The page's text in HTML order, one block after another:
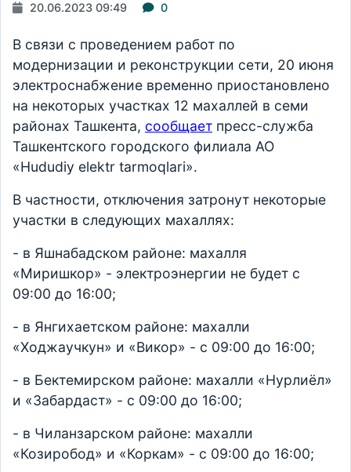
20.06.2023 09:49 0
В связи с проведением работ по
модернизации и реконструкции сети, 20 июня
электроснабжение временно приостановлено
на некоторых участках 12 махаллей в семи
районах Ташкента, сообщает пресс-служба
Ташкентского городского филиала АО
«Hududiy elektr tarmoqlari».
В частности, отключения затронут некоторые
участки в следующих махаллях:
- в Яшнабадском районе: махалля
«Миришкор» - электроэнергии не будет с
09:00 до 16:00;
- в Янгихаетском районе: махалли
«Ходжаучкун» и «Викор» - с 09:00 до 16:00;
- в Бектемирском районе: махалли «Нурлиёл»
и «Забардаст» - с 09:00 до 16:00;
- в Чиланзарском районе: махалли
«Козиробод» и «Коркам» - с 09:00 до 16:00;